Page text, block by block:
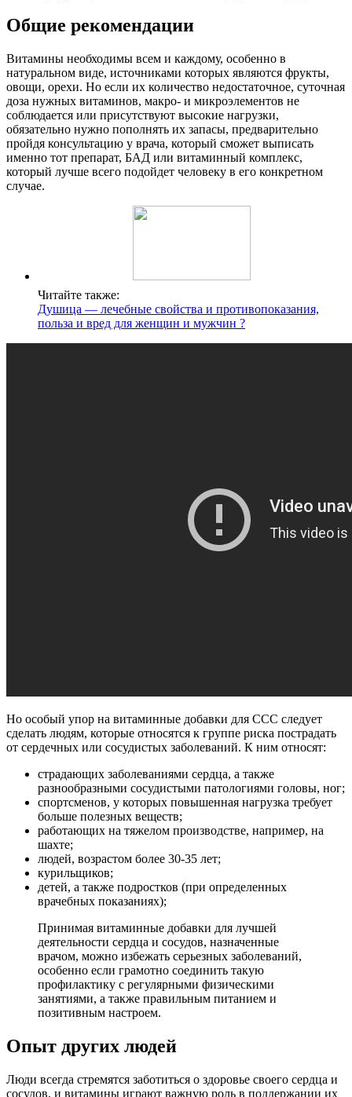
Общие рекомендации
Витамины необходимы всем и каждому, особенно в
натуральном виде, источниками которых являются фрукты,
овощи, орехи. Но если их количество недостаточное, суточная
доза нужных витаминов, макро- и микроэлементов не
соблюдается или присутствуют высокие нагрузки,
обязательно нужно пополнять их запасы, предварительно
пройдя консультацию у врача, который сможет выписать
именно тот препарат, БАД или витаминный комплекс,
который лучше всего подойдет человеку в его конкретном
случае.
Читайте также:
Душица — лечебные свойства и противопоказания,
польза и вред для женщин и мужчин ?
Но особый упор на витаминные добавки для ССС следует
сделать людям, которые относятся к группе риска пострадать
от сердечных или сосудистых заболеваний. К ним относят:
страдающих заболеваниями сердца, а также
разнообразными сосудистыми патологиями головы, ног;
спортсменов, у которых повышенная нагрузка требует
больше полезных веществ;
работающих на тяжелом производстве, например, на
шахте;
людей, возрастом более 30-35 лет;
курильщиков;
детей, а также подростков (при определенных
врачебных показаниях);
Принимая витаминные добавки для лучшей
деятельности сердца и сосудов, назначенные
врачом, можно избежать серьезных заболеваний,
особенно если грамотно соединить такую
профилактику с регулярными физическими
занятиями, а также правильным питанием и
позитивным настроем.
Опыт других людей
Люди всегда стремятся заботиться о здоровье своего сердца и
сосудов, и витамины играют важную роль в поддержании их